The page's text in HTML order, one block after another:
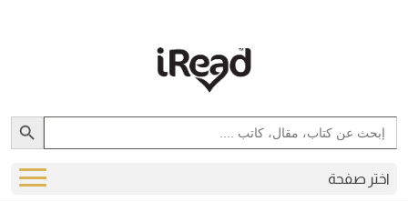
Search
for:
Search Button
اختر صفحة